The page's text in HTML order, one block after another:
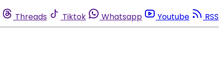
Threads Tiktok Whatsapp Youtube RSS